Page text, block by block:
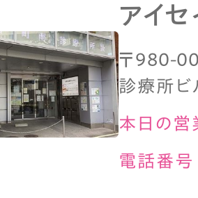
アイ
〒980-
診療所ビ
本日の営
電話番号